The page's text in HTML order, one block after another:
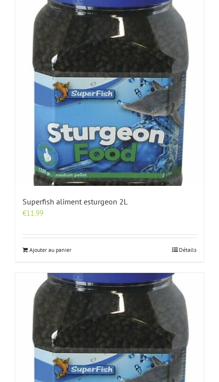
Superfish aliment esturgeon 2L
€11.99
Ajouter au panier Détails